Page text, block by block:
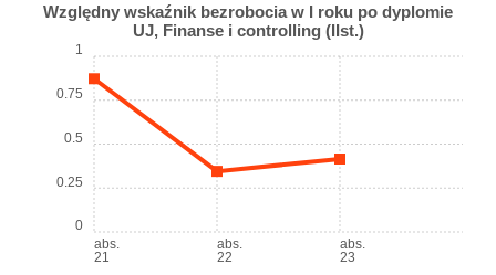
Względny wskaźnik bezrobocia w I roku po dyplomie
UJ, Finanse i controlling (IIst.)
abs.
21
abs.
22
abs.
23
0
0.25
0.5
0.75
1